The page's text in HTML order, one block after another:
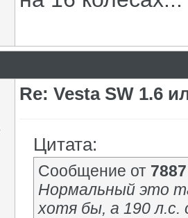
Re: Vesta SW 1.6
Цитата:
Сообщение от 7887
Нормальный это
хотя бы, а 190